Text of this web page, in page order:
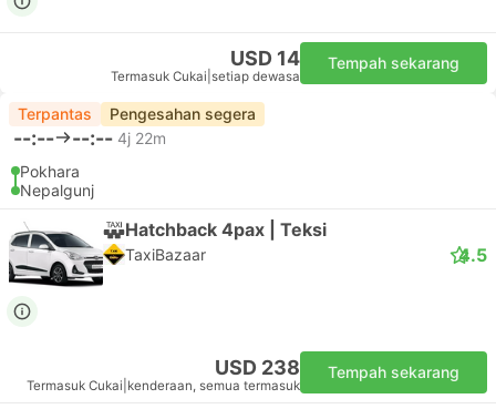
USD 14
Termasuk Cukai setiap dewasa
Tempah sekarang
Terpantas Pengesahan segera
--:-- --:-- 4j 22m
Pokhara
Nepalgunj
Hatchback 4pax | Teksi
TaxiBazaar 4.5
USD 238
Termasuk Cukai kenderaan, semua termasuk
Tempah sekarang